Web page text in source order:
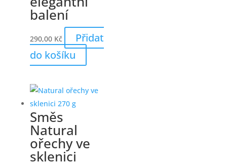
balení
290,00 Kč
Přidat
do košíku
Směs
Natural
ořechy ve
sklenici